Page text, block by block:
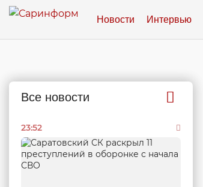
Новости Интервью
Все новости
23:52